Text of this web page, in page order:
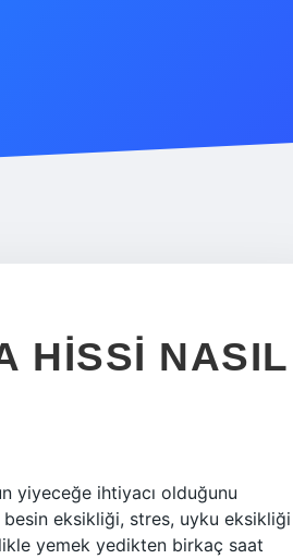
HISSI NASIL
yiyeceğe ihtiyacı olduğunu
eksikliği, stres, uyku eksikliği
yemek yedikten birkaç saat